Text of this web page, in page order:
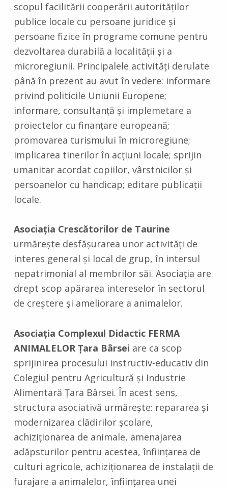
scopul facilitării cooperării autorităţilor
publice locale cu persoane juridice şi
persoane fizice în programe comune pentru
dezvoltarea durabilă a localităţii şi a
microregiunii. Principalele activităţi derulate
până în prezent au avut în vedere: informare
privind politicile Uniunii Europene;
informare, consultanţă şi implemetare a
proiectelor cu finanţare europeană;
promovarea turismului în microregiune;
implicarea tinerilor în acţiuni locale; sprijin
umanitar acordat copiilor, vârstnicilor şi
persoanelor cu handicap; editare publicaţii
locale.
Asociaţia Crescătorilor de Taurine
urmăreşte desfăşurarea unor activităţi de
interes general şi local de grup, în intersul
nepatrimonial al membrilor săi. Asociaţia are
drept scop apărarea intereselor în sectorul
de creştere şi ameliorare a animalelor.
Asociaţia Complexul Didactic FERMA
ANIMALELOR Ţara Bârsei are ca scop
sprijinirea procesului instructiv-educativ din
Colegiul pentru Agricultură şi Industrie
Alimentară Ţara Bârsei. În acest sens,
structura asociativă urmăreşte: repararea şi
modernizarea clădirilor şcolare,
achiziţionarea de animale, amenajarea
adăpsturilor pentru acestea, înfiinţarea de
culturi agricole, achiziţionarea de instalaţii de
furajare a animalelor, înfiinţarea unei